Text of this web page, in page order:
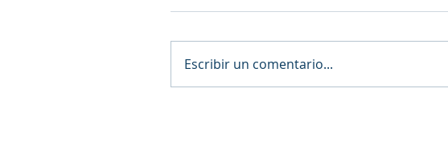
Escribir un comentario...